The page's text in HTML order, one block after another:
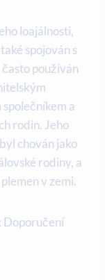
loajálnosti,
spojován s
používán
a
rodin. Jeho
chován jako
rodiny, a
v zemi.